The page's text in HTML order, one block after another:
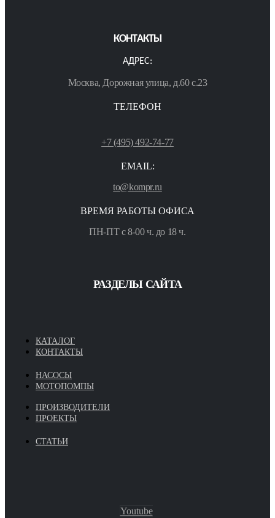
КОНТАКТЫ
АДРЕС:
Москва, Дорожная улица, д.60 с.23
ТЕЛЕФОН
+7 (495) 492-74-77
EMAIL:
to@kompr.ru
ВРЕМЯ РАБОТЫ ОФИСА
ПН-ПТ с 8-00 ч. до 18 ч.
РАЗДЕЛЫ САЙТА
КАТАЛОГ
КОНТАКТЫ
НАСОСЫ
МОТОПОМПЫ
ПРОИЗВОДИТЕЛИ
ПРОЕКТЫ
СТАТЬИ
Youtube